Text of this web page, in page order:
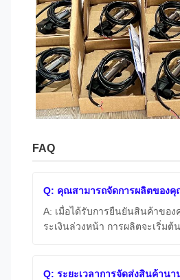
FAQ
Q: คุณสามารถจัดการผลิตของคุ
A: เมื่อได้รับการยืนยันสินค้าขอ
ระเงินล่วงหน้า การผลิตจะเริ่มต้
Q: ระยะเวลาการจัดส่งสินค้าน